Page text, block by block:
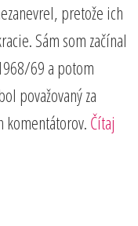
pretože ich
Sám som začínal
69 a potom
považovaný za
komentátorov. Čítaj